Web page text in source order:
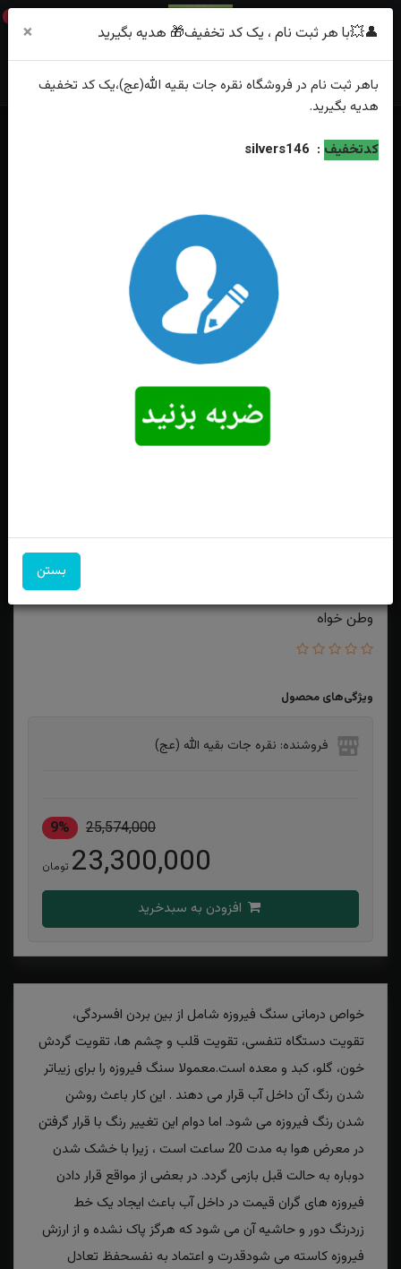
0
خانه
فهرست محصولات
انگشتر نقره فیروزه نیشابور اصل رکاب دست ساز اثر استاد وطن خواه
انگشتر نقره فیروزه نیشابور اصل رکاب دست ساز اثر استاد
وطن خواه
ویژگی‌های محصول
فروشنده: نقره جات بقیه الله (عج)
25,574,000
9%
23,300,000 تومان
خواص درمانی سنگ فیروزه شامل از بین بردن افسردگی،
تقویت دستگاه تنفسی، تقویت قلب و چشم ها، تقویت گردش
خون، گلو، کبد و معده است.معمولا سنگ فیروزه را برای زیباتر
شدن رنگ آن داخل آب قرار می دهند . این کار باعث روشن
شدن رنگ فیروزه می شود. اما دوام این تغییر رنگ با قرار گرفتن
در معرض هوا به مدت 20 ساعت است ، زیرا با خشک شدن
دوباره به حالت قبل بازمی گردد. در بعضی از مواقع قرار دادن
فیروزه های گران قیمت در داخل آب باعث ایجاد یک خط
زردرنگ دور و حاشیه آن می شود که هرگز پاک نشده و از ارزش
فیروزه کاسته می شودقدرت و اعتماد به نفسحفظ تعادل
👤💥با هر ثبت نام ، یک کد تخفیف🎁 هدیه بگیرید ×
باهر ثبت نام در فروشگاه نقره جات بقیه الله(عج)،یک کد تخفیف
هدیه بگیرید.
کدتخفیف :
silvers146
بستن